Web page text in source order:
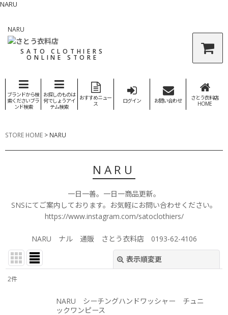
NARU
NARU
SATO CLOTHIERS
ONLINE STORE
ブランドから検
索くださいブラ
ンド検索
お探しのものは
何でしょうアイ
テム検索
おすすめニュー
ス
ログイン お問い合わせ
さとう衣料店
HOME
STORE HOME > NARU
NARU
一日一善。一日一商品更新。
SNSにてご案内しております。お気軽にお問い合わせください。
https://www.instagram.com/satoclothiers/
NARU ナル 通販 さとう衣料店 0193-62-4106
表示順変更
2件
NARU シーチングハンドワッシャー チュニ
ックワンピース